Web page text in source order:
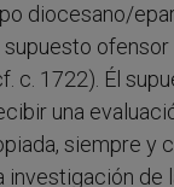
diocesano/
c. 1722). Él
una
siempre y
investigación de